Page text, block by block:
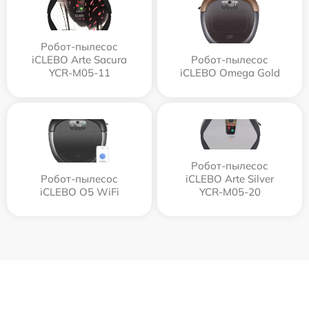
Робот-пылесос
iCLEBO Arte Sacura
YCR-M05-11
Робот-пылесос
iCLEBO Omega Gold
Робот-пылесос
iCLEBO O5 WiFi
Робот-пылесос
iCLEBO Arte Silver
YCR-M05-20